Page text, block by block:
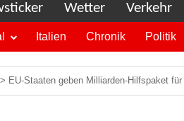
Wetter Verkehr
Italien Chronik Politik
> EU-Staaten geben Milliarden-Hilfspaket